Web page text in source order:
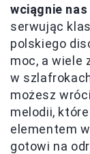
wciągnie
serwując
polskiego
moc, a wiele
w
możesz
melodii,
elementem
gotowi na